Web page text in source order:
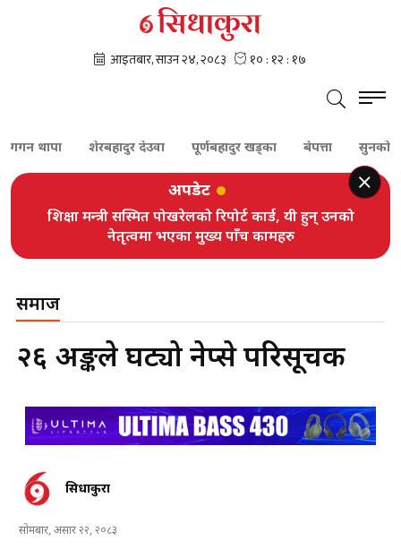
थापा शेरबहादुर देउवा पूर्णबहादुर खड्का बेपत्ता सुनकोशी
अपडेट
शिक्षा मन्त्री सस्मित पोखरेलको रिपोर्ट कार्ड, यी हुन् उनको
नेतृत्वमा भएका मुख्य पाँच कामहरु
समाज
२६ अङ्कले घट्यो नेप्से परिसूचक
सिधाकुरा
सोमबार, असार २२, २०८३